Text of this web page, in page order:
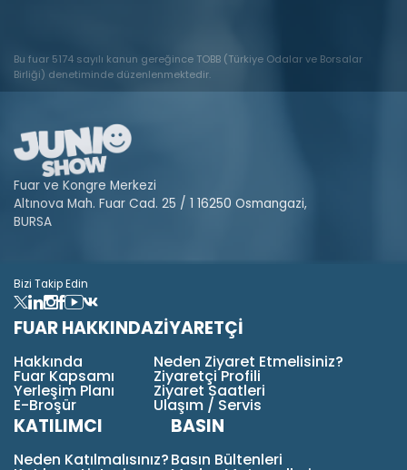
Bu fuar 5174 sayılı kanun gereğince TOBB (Türkiye Odalar ve Borsalar
Birliği) denetiminde düzenlenmektedir.
Fuar ve Kongre Merkezi
Altınova Mah. Fuar Cad. 25 / 1 16250 Osmangazi,
BURSA
Bizi Takip Edin
FUAR HAKKINDA
Hakkında
Fuar Kapsamı
Yerleşim Planı
E-Broşür
ZİYARETÇİ
Neden Ziyaret Etmelisiniz?
Ziyaretçi Profili
Ziyaret Saatleri
Ulaşım / Servis
KATILIMCI
Neden Katılmalısınız?
BASIN
Basın Bültenleri